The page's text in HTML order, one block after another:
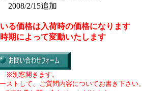
2008/2/15追加
る価格は入荷時の価格になります
期によって変動いたします
※別窓開きます。
ストして、ご質問内容についてお書き下さい。